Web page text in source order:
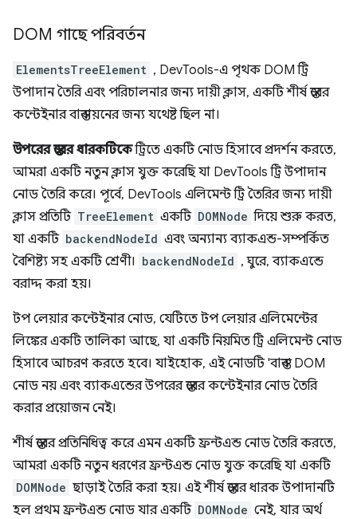
DOM গাছে পরিবর্তন
ElementsTreeElement , DevTools-এ পৃথক DOM ট্রি
উপাদান তৈরি এবং পরিচালনার জন্য দায়ী ক্লাস, একটি শীর্ষ স্তরের
কন্টেইনার বাস্তবায়নের জন্য যথেষ্ট ছিল না।
উপরের স্তরের ধারকটিকেট্রিতে একটি নোড হিসাবে প্রদর্শন করতে,
আমরা একটি নতুন ক্লাস যুক্ত করেছি যা DevTools ট্রি উপাদান
নোড তৈরি করে। পূর্বে, DevTools এলিমেন্ট ট্রি তৈরির জন্য দায়ী
ক্লাস প্রতিটি TreeElement একটি DOMNode দিয়ে শুরু করত,
যা একটি backendNodeId এবং অন্যান্য ব্যাকএন্ড-সম্পর্কিত
বৈশিষ্ট্য সহ একটি শ্রেণী। backendNodeId , ঘুরে, ব্যাকএন্ডে
বরাদ্দ করা হয়।
টপ লেয়ার কন্টেইনার নোড, যেটিতে টপ লেয়ার এলিমেন্টের
লিঙ্কের একটি তালিকা আছে, যা একটি নিয়মিত ট্রি এলিমেন্ট নোড
হিসাবে আচরণ করতে হবে। যাইহোক, এই নোডটি 'বাস্তব' DOM
নোড নয় এবং ব্যাকএন্ডের উপরের স্তরের কন্টেইনার নোড তৈরি
করার প্রয়োজন নেই।
শীর্ষ স্তরের প্রতিনিধিত্ব করে এমন একটি ফ্রন্টএন্ড নোড তৈরি করতে,
আমরা একটি নতুন ধরণের ফ্রন্টএন্ড নোড যুক্ত করেছি যা একটি
DOMNode ছাড়াই তৈরি করা হয়। এই শীর্ষ স্তরের ধারক উপাদানটি
হল প্রথম ফ্রন্টএন্ড নোড যার একটি DOMNode নেই, যার অর্থ